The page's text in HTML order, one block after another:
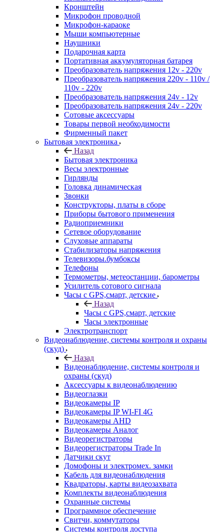
Кронштейн
Микрофон проводной
Микрофон-караоке
Мыши компьютерные
Наушники
Подарочная карта
Портативная аккумуляторная батарея
Преобразователь напряжения 12v - 220v
Преобразователь напряжения 220v - 110v /
110v - 220v
Преобразователь напряжения 24v - 12v
Преобразователь напряжения 24v - 220v
Сотовые аксессуары
Товары первой необходимости
Фирменный пакет
Бытовая электроника
Назад
Бытовая электроника
Весы электронные
Гирлянды
Головка динамическая
Звонки
Конструкторы, платы в сборе
Приборы бытового применения
Радиоприемники
Сетевое оборудование
Слуховые аппараты
Стабилизаторы напряжения
Телевизоры.бумбоксы
Телефоны
Термометры, метеостанции, барометры
Усилитель сотового сигнала
Часы с GPS,смарт, детские
Назад
Часы с GPS,смарт, детские
Часы электронные
Электротранспорт
Видеонаблюдение, системы контроля и охраны
(скуд)
Назад
Видеонаблюдение, системы контроля и
охраны (скуд)
Аксессуары к видеонаблюдению
Видеоглазки
Видеокамеры IP
Видеокамеры IP WI-FI 4G
Видеокамеры AHD
Видеокамеры Аналог
Видеорегистраторы
Видеорегистраторы Trade In
Датчики скут
Домофоны и электромех. замки
Кабель для видеонаблюдения
Квадраторы, карты видеозахвата
Комплекты видеонаблюдения
Охранные системы
Программное обеспечение
Свитчи, коммутаторы
Системы контроля доступа